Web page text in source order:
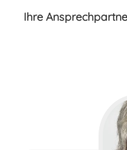
Ihre